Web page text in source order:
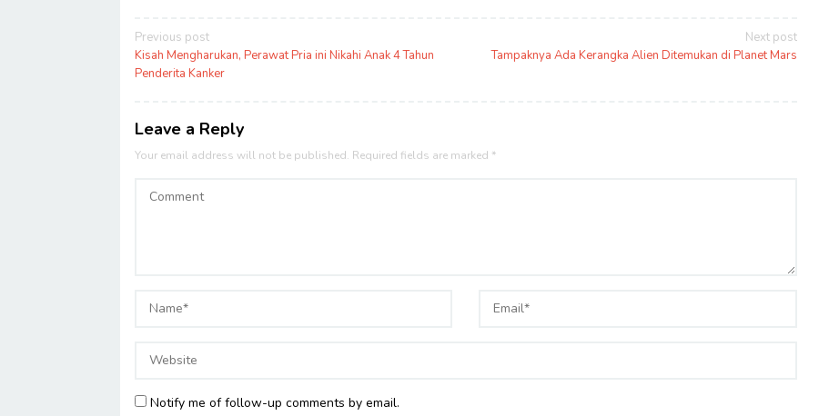
Post
navigation
Previous post
Kisah Mengharukan, Perawat Pria ini Nikahi Anak 4 Tahun
Penderita Kanker
Next post
Tampaknya Ada Kerangka Alien Ditemukan di Planet Mars
Leave a Reply
Your email address will not be published. Required fields are marked *
Notify me of follow-up comments by email.